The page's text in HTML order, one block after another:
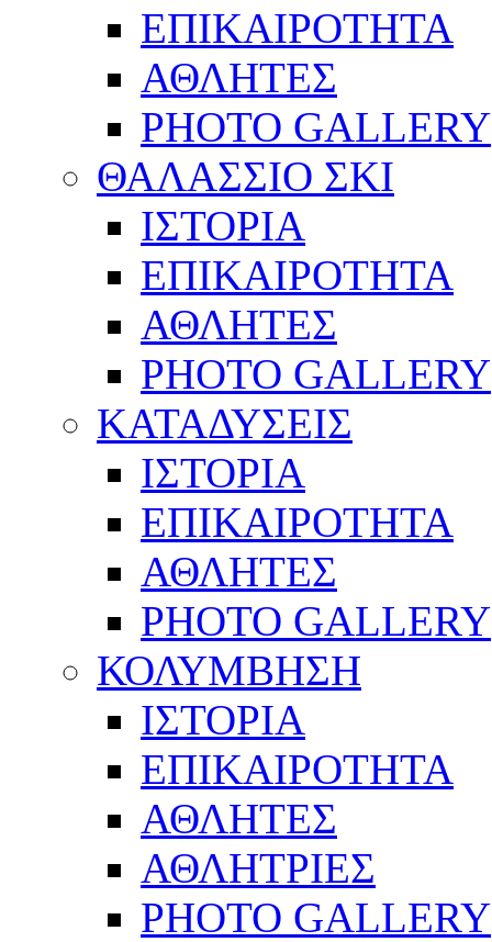
ΕΠΙΚΑΙΡΟΤΗΤΑ
ΑΘΛΗΤΕΣ
PHOTO GALLERY
ΘΑΛΑΣΣΙΟ ΣΚΙ
ΙΣΤΟΡΙΑ
ΕΠΙΚΑΙΡΟΤΗΤΑ
ΑΘΛΗΤΕΣ
PHOTO GALLERY
ΚΑΤΑΔΥΣΕΙΣ
ΙΣΤΟΡΙΑ
ΕΠΙΚΑΙΡΟΤΗΤΑ
ΑΘΛΗΤΕΣ
PHOTO GALLERY
ΚΟΛΥΜΒΗΣΗ
ΙΣΤΟΡΙΑ
ΕΠΙΚΑΙΡΟΤΗΤΑ
ΑΘΛΗΤΕΣ
ΑΘΛΗΤΡΙΕΣ
PHOTO GALLERY